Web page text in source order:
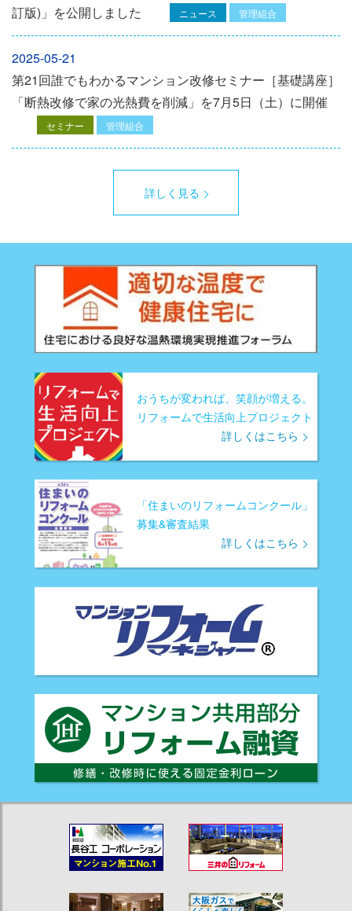
訂版)」を公開しました
ニュース 管理組合
2025-05-21
第21回誰でもわかるマンション改修セミナー［基礎講座］
「断熱改修で家の光熱費を削減」を7月5日（土）に開催
セミナー 管理組合
詳しく見る
おうちが変われば、笑顔が増える。
リフォームで生活向上プロジェクト
詳しくはこちら
「住まいのリフォームコンクール」
募集&審査結果
詳しくはこちら